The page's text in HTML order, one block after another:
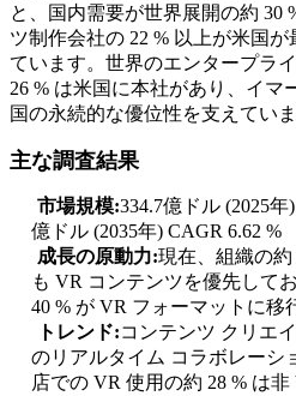
と、国内需要が世界展開の約 30
ツ制作会社の 22 % 以上が米国
ています。世界のエンタープラ
26 % は米国に本社があり、イマ
国の永続的な優位性を支えていま
主な調査結果
市場規模:334.7億ドル (2025年
億ドル (2035年) CAGR 6.62 %
成長の原動力:現在、組織の約
も VR コンテンツを優先して
40 % が VR フォーマットに移
トレンド:コンテンツ クリエ
のリアルタイム コラボレーシ
店での VR 使用の約 28 % は